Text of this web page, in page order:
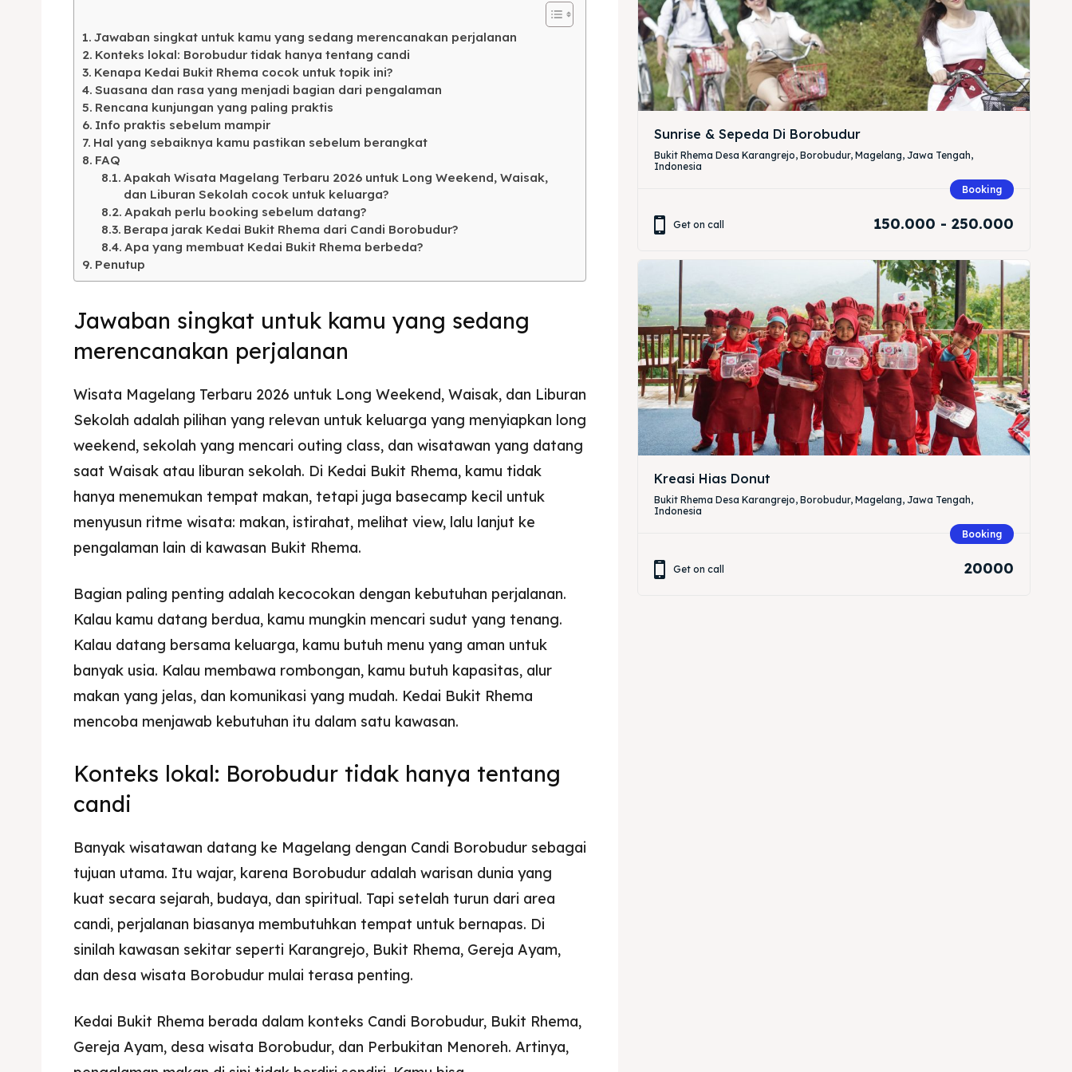
Playground Anak
Katering Magelang
Nasi Box
中文
Français Nederlands
Jawaban singkat untuk kamu yang sedang merencanakan perjalanan
Konteks lokal: Borobudur tidak hanya tentang candi
Kenapa Kedai Bukit Rhema cocok untuk topik ini?
Suasana dan rasa yang menjadi bagian dari pengalaman
Rencana kunjungan yang paling praktis
Info praktis sebelum mampir
Hal yang sebaiknya kamu pastikan sebelum berangkat
FAQ
Apakah Wisata Magelang Terbaru 2026 untuk Long Weekend, Waisak,
dan Liburan Sekolah cocok untuk keluarga?
Apakah perlu booking sebelum datang?
Berapa jarak Kedai Bukit Rhema dari Candi Borobudur?
Apa yang membuat Kedai Bukit Rhema berbeda?
Penutup
Jawaban singkat untuk kamu yang sedang
merencanakan perjalanan
Wisata Magelang Terbaru 2026 untuk Long Weekend, Waisak, dan Liburan
Sekolah adalah pilihan yang relevan untuk keluarga yang menyiapkan long
weekend, sekolah yang mencari outing class, dan wisatawan yang datang
saat Waisak atau liburan sekolah. Di Kedai Bukit Rhema, kamu tidak
hanya menemukan tempat makan, tetapi juga basecamp kecil untuk
menyusun ritme wisata: makan, istirahat, melihat view, lalu lanjut ke
pengalaman lain di kawasan Bukit Rhema.
Bagian paling penting adalah kecocokan dengan kebutuhan perjalanan.
Kalau kamu datang berdua, kamu mungkin mencari sudut yang tenang.
Kalau datang bersama keluarga, kamu butuh menu yang aman untuk
banyak usia. Kalau membawa rombongan, kamu butuh kapasitas, alur
makan yang jelas, dan komunikasi yang mudah. Kedai Bukit Rhema
mencoba menjawab kebutuhan itu dalam satu kawasan.
Konteks lokal: Borobudur tidak hanya tentang
candi
Banyak wisatawan datang ke Magelang dengan Candi Borobudur sebagai
tujuan utama. Itu wajar, karena Borobudur adalah warisan dunia yang
kuat secara sejarah, budaya, dan spiritual. Tapi setelah turun dari area
candi, perjalanan biasanya membutuhkan tempat untuk bernapas. Di
sinilah kawasan sekitar seperti Karangrejo, Bukit Rhema, Gereja Ayam,
dan desa wisata Borobudur mulai terasa penting.
Kedai Bukit Rhema berada dalam konteks Candi Borobudur, Bukit Rhema,
Gereja Ayam, desa wisata Borobudur, dan Perbukitan Menoreh. Artinya,
Sunrise & Sepeda Di Borobudur
Bukit Rhema Desa Karangrejo, Borobudur, Magelang, Jawa Tengah,
Indonesia
Booking
Get on call 150.000 - 250.000
Kreasi Hias Donut
Bukit Rhema Desa Karangrejo, Borobudur, Magelang, Jawa Tengah,
Indonesia
Booking
Get on call 20000